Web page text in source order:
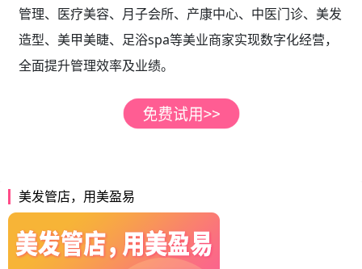
管理、医疗美容、月子会所、产康中心、中医门诊、美发
造型、美甲美睫、足浴spa等美业商家实现数字化经营，
全面提升管理效率及业绩。
美发管店，用美盈易